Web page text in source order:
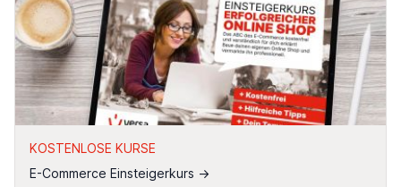
KOSTENLOSE KURSE
E-Commerce Einsteigerkurs →